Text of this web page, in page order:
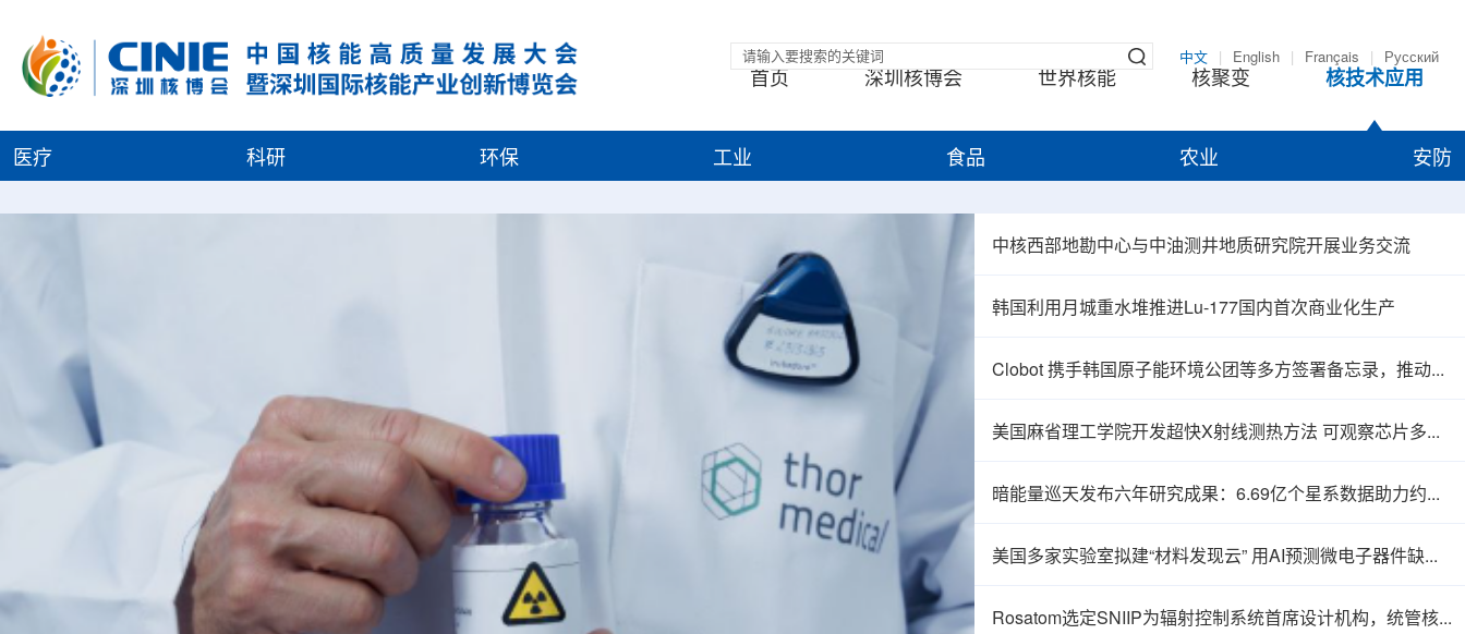
中文 English Français Русский
首页 深圳核博会 世界核能 核聚变 核技术应用
医疗 科研 环保 工业 食品 农业 安防
中核西部地勘中心与中油测井地质研究院开展业务交流
韩国利用月城重水堆推进Lu-177国内首次商业化生产
Clobot 携手韩国原子能环境公团等多方签署备忘录，推动放射性废物安全管理多机型机器人示范
美国麻省理工学院开发超快X射线测热方法 可观察芯片多层结构热传递
暗能量巡天发布六年研究成果：6.69亿个星系数据助力约束宇宙加速膨胀
美国多家实验室拟建“材料发现云” 用AI预测微电子器件缺陷影响
Rosatom选定SNIIP为辐射控制系统首席设计机构，统管核设施放射仪表标准化与进口替代保障